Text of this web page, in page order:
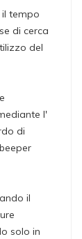
tempo
di cerca
del
l'
di
il
solo in